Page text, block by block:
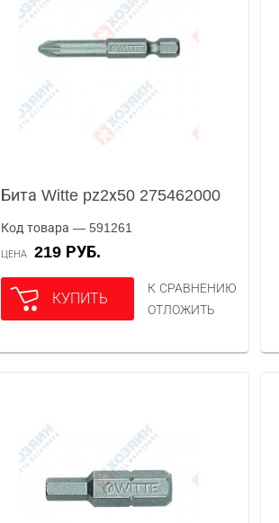
Бита Witte pz2х50 275462000
Код товара — 591261
ЦЕНА 219 РУБ.
КУПИТЬ
К СРАВНЕНИЮ
ОТЛОЖИТЬ